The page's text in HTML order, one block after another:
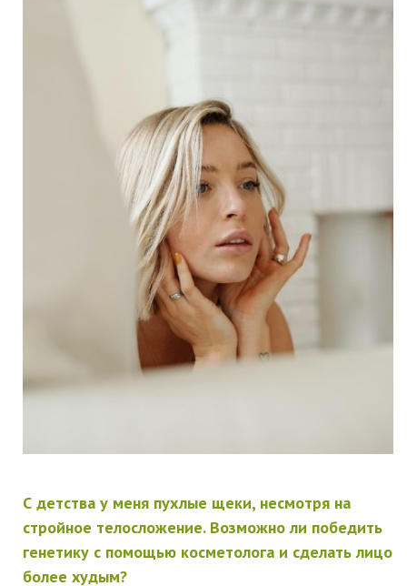
С детства у меня пухлые щеки, несмотря на
стройное телосложение. Возможно ли победить
генетику с помощью косметолога и сделать лицо
более худым?